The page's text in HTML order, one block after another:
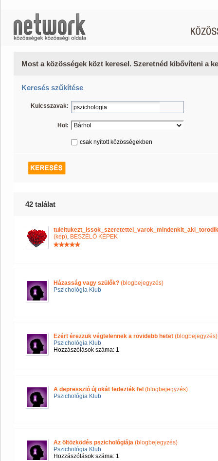
Most a közösségek közt keresel. Szeretnéd kibővíteni a
Keresés szűkítése
Kulcsszavak:
Hol:
csak nyitott közösségekben
42 találat
(kép), BESZÉLŐ KÉPEK
Házasság vagy szülők? (blogbejegyzés)
Pszichológia Klub
Ezért érezzük végtelennek a rövidebb hetet (blogbejegyzés)
Pszichológia Klub
Hozzászólások száma: 1
A depresszió új okát fedezték fel (blogbejegyzés)
Pszichológia Klub
Az öltözködés pszichológiája (blogbejegyzés)
Pszichológia Klub
Hozzászólások száma: 1